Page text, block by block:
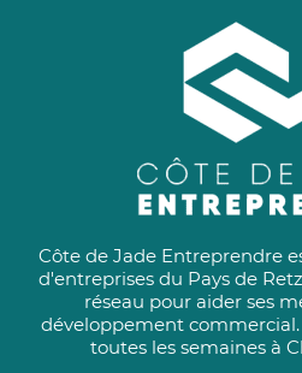
Côte de Jade Entreprendre
d'entreprises du Pays de
réseau pour aider ses
développement commercial.
toutes les semaines à